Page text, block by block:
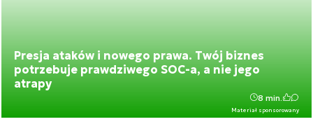
Presja ataków i nowego prawa. Twój biznes
potrzebuje prawdziwego SOC-a, a nie jego
atrapy
Materiał sponsorowany
8 min.